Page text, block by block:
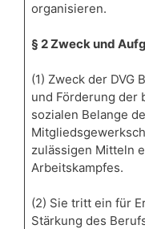
organisieren.
§ 2 Zweck und
(1) Zweck der DVG
und Förderung der
sozialen Belange
zulässigen Mitteln
Arbeitskampfes.
(2) Sie tritt ein für
Stärkung des